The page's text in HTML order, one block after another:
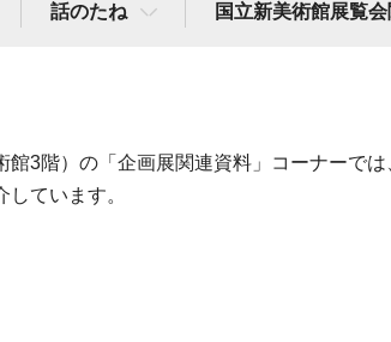
話のたね 国立新美術館展覧
館3階）の「企画展関連資料」コーナーで
ています。